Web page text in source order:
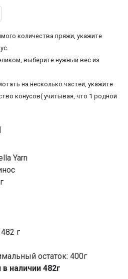
количества пряжи, укажите
выберите нужный вес из
на несколько частей, укажите
конусов( учитывая, что 1 родной
Yarn
г
остаток: 400г
наличии 482г